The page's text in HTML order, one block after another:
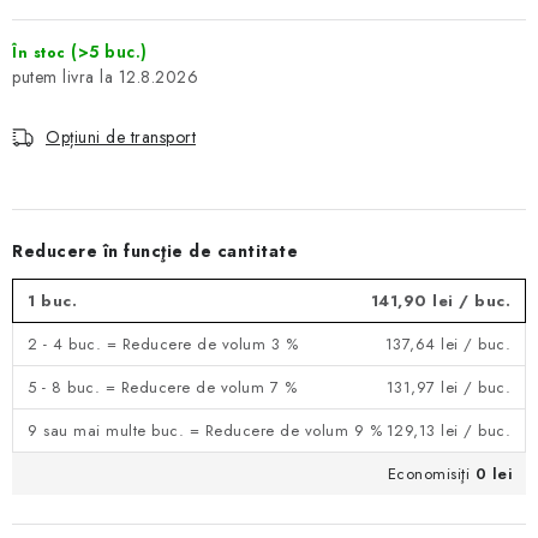
În stoc (>5 buc.)
12.8.2026
Opțiuni de transport
Reducere în funcţie de cantitate
1 buc. 141,90 lei / buc.
2 - 4 buc. = Reducere de volum 3 %
137,64 lei / buc.
5 - 8 buc. = Reducere de volum 7 %
131,97 lei / buc.
9 sau mai multe buc. = Reducere de volum 9 % 129,13 lei / buc.
Economisiţi 0 lei